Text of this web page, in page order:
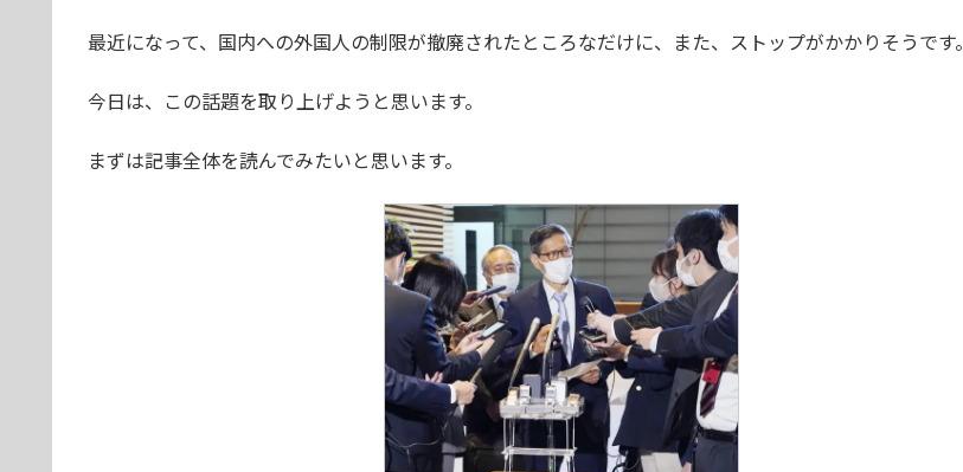
最近になって、国内への外国人の制限が撤廃されたところなだけに、また、ストップがかかりそうです。
今日は、この話題を取り上げようと思います。
まずは記事全体を読んでみたいと思います。